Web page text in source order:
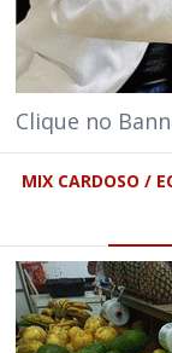
Clique no
MIX CARDOSO /